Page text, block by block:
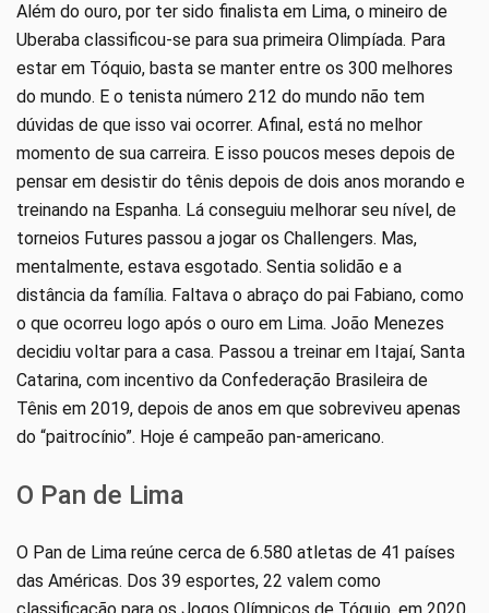
Além do ouro, por ter sido finalista em Lima, o mineiro de
Uberaba classificou-se para sua primeira Olimpíada. Para
estar em Tóquio, basta se manter entre os 300 melhores
do mundo. E o tenista número 212 do mundo não tem
dúvidas de que isso vai ocorrer. Afinal, está no melhor
momento de sua carreira. E isso poucos meses depois de
pensar em desistir do tênis depois de dois anos morando e
treinando na Espanha. Lá conseguiu melhorar seu nível, de
torneios Futures passou a jogar os Challengers. Mas,
mentalmente, estava esgotado. Sentia solidão e a
distância da família. Faltava o abraço do pai Fabiano, como
o que ocorreu logo após o ouro em Lima. João Menezes
decidiu voltar para a casa. Passou a treinar em Itajaí, Santa
Catarina, com incentivo da Confederação Brasileira de
Tênis em 2019, depois de anos em que sobreviveu apenas
do “paitrocínio”. Hoje é campeão pan-americano.
O Pan de Lima
O Pan de Lima reúne cerca de 6.580 atletas de 41 países
das Américas. Dos 39 esportes, 22 valem como